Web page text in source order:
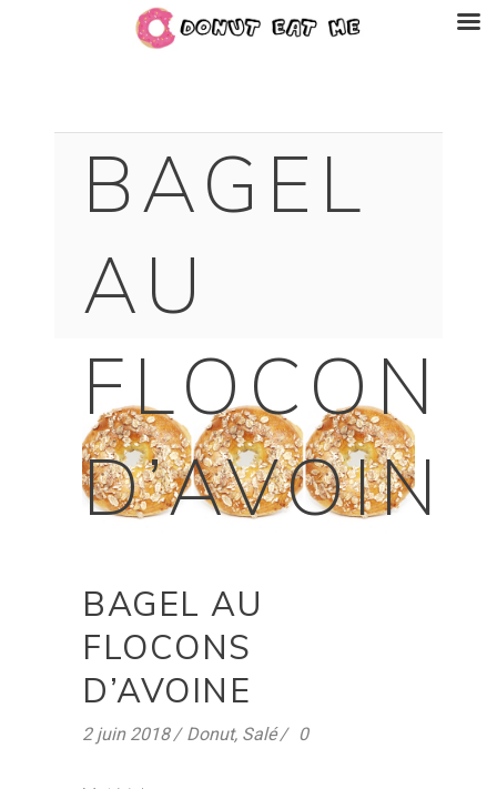
BAGEL
AU
FLOCONS
D’AVOINE
BAGEL AU
FLOCONS
D’AVOINE
2 juin 2018 Donut, Salé 0